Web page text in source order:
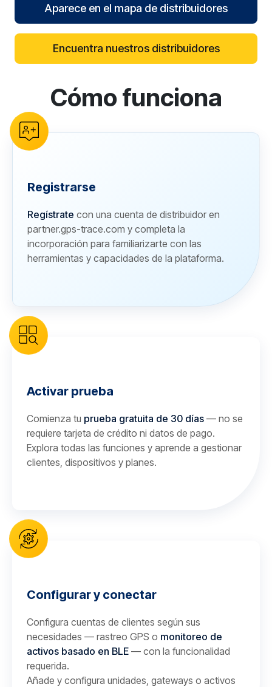
Aparece en el mapa de distribuidores
Encuentra nuestros distribuidores
reCAPTCHA verification
Cómo funciona
Registrarse
Regístrate con una cuenta de distribuidor en
partner.gps-trace.com y completa la
incorporación para familiarizarte con las
herramientas y capacidades de la plataforma.
Activar prueba
Comienza tu prueba gratuita de 30 días — no se
requiere tarjeta de crédito ni datos de pago.
Explora todas las funciones y aprende a gestionar
clientes, dispositivos y planes.
Configurar y conectar
Configura cuentas de clientes según sus
necesidades — rastreo GPS o monitoreo de
activos basado en BLE — con la funcionalidad
requerida.
Añade y configura unidades, gateways o activos